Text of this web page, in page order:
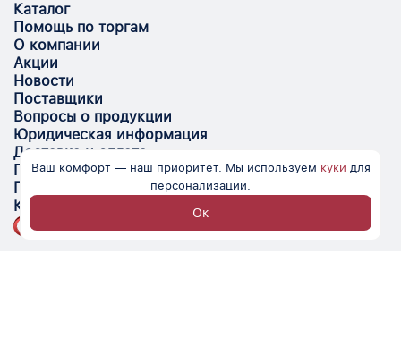
Каталог
Помощь по торгам
О компании
Акции
Новости
Поставщики
Вопросы о продукции
Юридическая информация
Доставка и оплата
Поставщикам
Помощь
Контакты
Ваш комфорт — наш приоритет. Мы используем куки для
персонализации.
Ок